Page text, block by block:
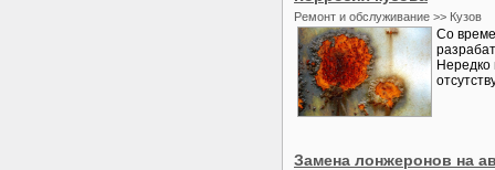
Ремонт и обслуживание >> Кузов
Со
Нередко
Замена лонжеронов на